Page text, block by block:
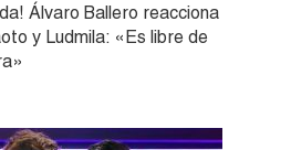
Álvaro Ballero reacciona
y Ludmila: «Es libre de